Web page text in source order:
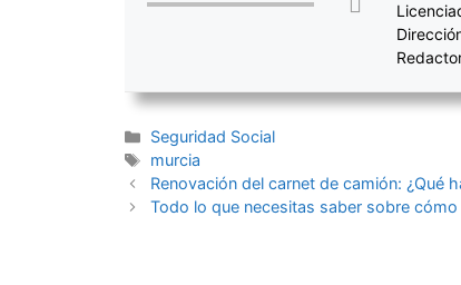
Categorías
Seguridad Social
Etiquetas
murcia
Navegación
de
Renovación del carnet de camión: ¿Qué
Todo lo que necesitas saber sobre